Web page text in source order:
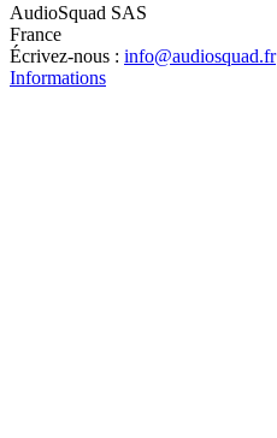
AudioSquad SAS
France
Écrivez-nous : info@audiosquad.fr
Informations